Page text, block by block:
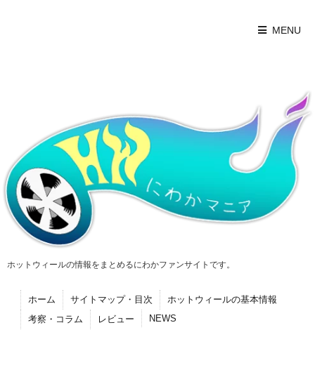
MENU
ホットウィールの情報をまとめるにわかファンサイトです。
ホーム サイトマップ・目次
ホットウィールの基本情報
考察・コラム
レビュー NEWS